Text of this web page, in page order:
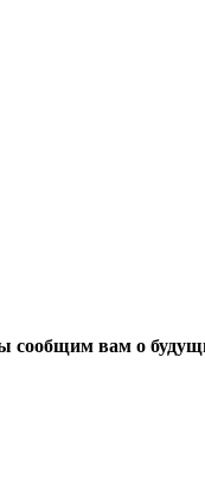
сообщим вам о